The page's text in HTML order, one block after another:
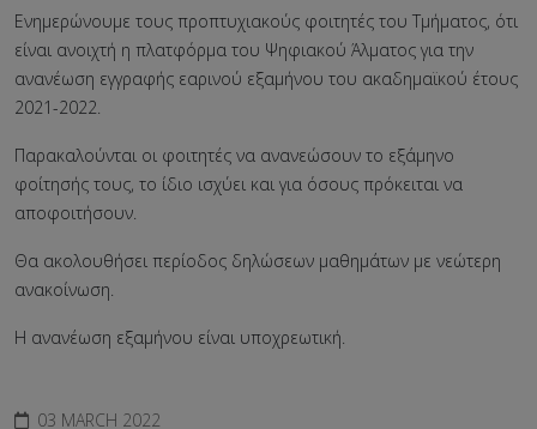
Ενημερώνουμε τους προπτυχιακούς φοιτητές του Τμήματος, ότι
είναι ανοιχτή η πλατφόρμα του Ψηφιακού Άλματος για την
ανανέωση εγγραφής εαρινού εξαμήνου του ακαδημαϊκού έτους
2021-2022.
Παρακαλούνται οι φοιτητές να ανανεώσουν το εξάμηνο
φοίτησής τους, το ίδιο ισχύει και για όσους πρόκειται να
αποφοιτήσουν.
Θα ακολουθήσει περίοδος δηλώσεων μαθημάτων με νεώτερη
ανακοίνωση.
Η ανανέωση εξαμήνου είναι υποχρεωτική.
03 MARCH 2022